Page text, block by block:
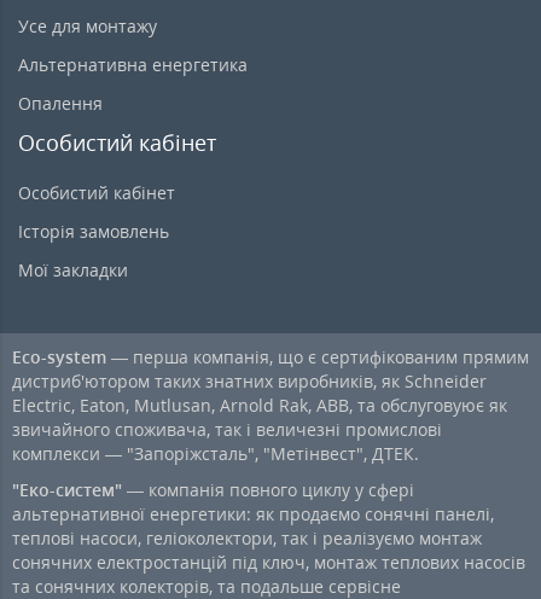
Усе для монтажу
Альтернативна енергетика
Опалення
Особистий кабінет
Особистий кабінет
Історія замовлень
Мої закладки
Eco-system — перша компанія, що є сертифікованим прямим
дистриб'ютором таких знатних виробників, як Schneider
Electric, Eaton, Mutlusan, Arnold Rak, ABB, та обслуговуює як
звичайного споживача, так і величезні промислові
комплекси — "Запоріжсталь", "Метінвест", ДТЕК.
"Еко-систем" — компанія повного циклу у сфері
альтернативної енергетики: як продаємо сонячні панелі,
теплові насоси, геліоколектори, так і реалізуємо монтаж
сонячних електростанцій під ключ, монтаж теплових насосів
та сонячних колекторів, та подальше сервісне